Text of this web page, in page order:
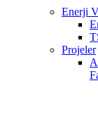
Enerji
Projeler